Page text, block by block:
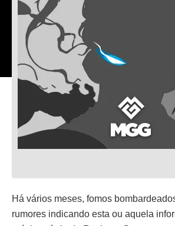
Há vários meses, fomos
rumores indicando esta ou aquela